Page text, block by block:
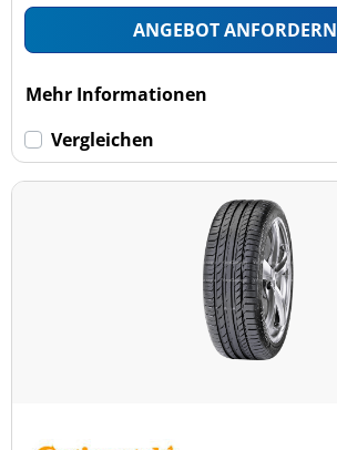
Keine Run-flat (12)
ANGEBOT ANFORDERN
Mehr Informationen
Vergleichen